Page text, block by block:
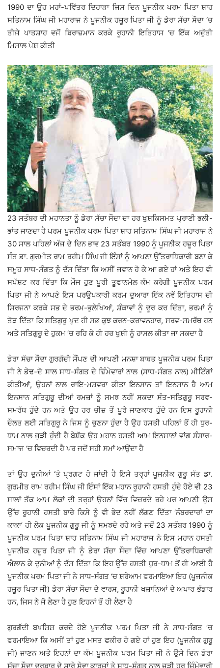
1990 ਦਾ ਉਹ ਮਹਾਂ-ਪਵਿੱਤਰ ਦਿਹਾੜਾ ਜਿਸ ਦਿਨ ਪੂਜਨੀਕ ਪਰਮ ਪਿਤਾ ਸ਼ਾਹ
ਸਤਿਨਾਮ ਸਿੰਘ ਜੀ ਮਹਾਰਾਜ ਨੇ ਪੂਜਨੀਕ ਹਜ਼ੂਰ ਪਿਤਾ ਜੀ ਨੂੰ ਡੇਰਾ ਸੱਚਾ ਸੌਦਾ ‘ਚ
ਤੀਜੇ ਪਾਤਸ਼ਾਹ ਵਜੋਂ ਬਿਰਾਜ਼ਮਾਨ ਕਰਕੇ ਰੂਹਾਨੀ ਇਤਿਹਾਸ ‘ਚ ਇੱਕ ਅਦੁੱਤੀ
ਮਿਸਾਲ ਪੇਸ਼ ਕੀਤੀ
23 ਸਤੰਬਰ ਦੀ ਮਹਾਨਤਾ ਨੂੰ ਡੇਰਾ ਸੱਚਾ ਸੌਦਾ ਦਾ ਹਰ ਖੁਸ਼ਕਿਸਮਤ ਪ੍ਰਾਣੀ ਭਲੀ-
ਭਾਂਤ ਜਾਣਦਾ ਹੈ ਪਰਮ ਪੂਜਨੀਕ ਪਰਮ ਪਿਤਾ ਸ਼ਾਹ ਸਤਿਨਾਮ ਸਿੰਘ ਜੀ ਮਹਾਰਾਜ ਨੇ
30 ਸਾਲ ਪਹਿਲਾਂ ਅੱਜ ਦੇ ਦਿਨ ਭਾਵ 23 ਸਤੰਬਰ 1990 ਨੂੰ ਪੂਜਨੀਕ ਹਜ਼ੂਰ ਪਿਤਾ
ਸੰਤ ਡਾ. ਗੁਰਮੀਤ ਰਾਮ ਰਹੀਮ ਸਿੰਘ ਜੀ ਇੰਸਾਂ ਨੂੰ ਆਪਣਾ ਉੱਤਰਾਧਿਕਾਰੀ ਬਣਾ ਕੇ
ਸਮੂਹ ਸਾਧ-ਸੰਗਤ ਨੂੰ ਦੱਸ ਦਿੱਤਾ ਕਿ ਅਸੀਂ ਜਵਾਨ ਹੋ ਕੇ ਆ ਗਏ ਹਾਂ ਅਤੇ ਇਹ ਵੀ
ਸਪੱਸ਼ਟ ਕਰ ਦਿੱਤਾ ਕਿ ਮੌਜ ਹੁਣ ਪੂਰੀ ਤੂਫਾਨਮੇਲ ਕੰਮ ਕਰੇਗੀ ਪੂਜਨੀਕ ਪਰਮ
ਪਿਤਾ ਜੀ ਨੇ ਆਪਣੇ ਇਸ ਪਰਉਪਕਾਰੀ ਕਰਮ ਦੁਆਰਾ ਇੱਕ ਨਵੇਂ ਇਤਿਹਾਸ ਦੀ
ਸਿਰਜਨਾ ਕਰਕੇ ਸਭ ਦੇ ਭਰਮ-ਭੁਲੇਖਿਆਂ, ਸ਼ੰਕਾਵਾਂ ਨੂੰ ਦੂਰ ਕਰ ਦਿੱਤਾ, ਭਰਮਾਂ ਨੂੰ
ਤੋੜ ਦਿੱਤਾ ਕਿ ਸਤਿਗੁਰੂ ਖੁਦ ਹੀ ਸਭ ਕੁਝ ਕਰਨ-ਕਰਾਵਨਹਾਰ, ਸਰਵ-ਸਮਰੱਥ ਹਨ
ਅਤੇ ਸਤਿਗੁਰੂ ਦੇ ਹੁਕਮ ‘ਚ ਰਹਿ ਕੇ ਹੀ ਹਰ ਖੁਸ਼ੀ ਨੂੰ ਹਾਸਲ ਕੀਤਾ ਜਾ ਸਕਦਾ ਹੈ
ਡੇਰਾ ਸੱਚਾ ਸੌਦਾ ਗੁਰਗੱਦੀ ਸੌਂਪਣ ਦੀ ਆਪਣੀ ਮਨਸ਼ਾ ਬਾਬਤ ਪੂਜਨੀਕ ਪਰਮ ਪਿਤਾ
ਜੀ ਨੇ ਡੇਢ-ਦੋ ਸਾਲ ਸਾਧ-ਸੰਗਤ ਦੇ ਜ਼ਿੰਮੇਵਾਰਾਂ ਨਾਲ (ਸਾਧ-ਸੰਗਤ ਨਾਲ) ਮੀਟਿੰਗਾਂ
ਕੀਤੀਆਂ, ਉਹਨਾਂ ਨਾਲ ਰਾਇ-ਮਸ਼ਵਰਾ ਕੀਤਾ ਇਨਸਾਨ ਤਾਂ ਇਨਸਾਨ ਹੈ ਆਮ
ਇਨਸਾਨ ਸਤਿਗੁਰੂ ਦੀਆਂ ਰਮਜ਼ਾਂ ਨੂੰ ਸਮਝ ਨਹੀਂ ਸਕਦਾ ਸੰਤ-ਸਤਿਗੁਰੂ ਸਰਵ-
ਸਮਰੱਥ ਹੁੰਦੇ ਹਨ ਅਤੇ ਉਹ ਹਰ ਚੀਜ਼ ਤੋਂ ਪੂਰੇ ਜਾਣਕਾਰ ਹੁੰਦੇ ਹਨ ਇਸ ਰੂਹਾਨੀ
ਦੌਲਤ ਲਈ ਸਤਿਗੁਰੂ ਨੇ ਜਿਸ ਨੂੰ ਚੁਣਨਾ ਹੁੰਦਾ ਹੈ ਉਹ ਹਸਤੀ ਪਹਿਲਾਂ ਤੋਂ ਹੀ ਧੁਰ-
ਧਾਮ ਨਾਲ ਜੁੜੀ ਹੁੰਦੀ ਹੈ ਬੇਸ਼ੱਕ ਉਹ ਮਹਾਨ ਹਸਤੀ ਆਮ ਇਨਸਾਨਾਂ ਵਾਂਗ ਸੰਸਾਰ-
ਸਮਾਜ ‘ਚ ਵਿਚਰਦੀ ਹੈ ਪਰ ਜਦੋਂ ਸਹੀ ਸਮਾਂ ਆਉਂਦਾ ਹੈ
ਤਾਂ ਉਹ ਦੁਨੀਆਂ ‘ਤੇ ਪ੍ਰਗਟ ਹੋ ਜਾਂਦੀ ਹੈ ਇਸੇ ਤਰ੍ਹਾਂ ਪੂਜਨੀਕ ਗੁਰੂ ਸੰਤ ਡਾ.
ਗੁਰਮੀਤ ਰਾਮ ਰਹੀਮ ਸਿੰਘ ਜੀ ਇੰਸਾਂ ਇੱਕ ਮਹਾਨ ਰੂਹਾਨੀ ਹਸਤੀ ਹੁੰਦੇ ਹੋਏ ਵੀ 23
ਸਾਲਾਂ ਤੱਕ ਆਮ ਲੋਕਾਂ ਦੀ ਤਰ੍ਹਾਂ ਉਹਨਾਂ ਵਿੱਚ ਵਿਚਰਦੇ ਰਹੇ ਪਰ ਆਪਣੀ ਉਸ
ਉੱਚ ਰੂਹਾਨੀ ਹਸਤੀ ਬਾਰੇ ਕਿਸੇ ਨੂੰ ਵੀ ਭੇਦ ਨਹੀਂ ਲੱਗਣ ਦਿੱਤਾ ‘ਨੰਬਰਦਾਰਾਂ ਦਾ
ਕਾਕਾ’ ਹੀ ਲੋਕ ਪੂਜਨੀਕ ਗੁਰੂ ਜੀ ਨੂੰ ਸਮਝਦੇ ਰਹੇ ਅਤੇ ਜਦੋਂ 23 ਸਤੰਬਰ 1990 ਨੂੰ
ਪੂਜਨੀਕ ਪਰਮ ਪਿਤਾ ਸ਼ਾਹ ਸਤਿਨਾਮ ਸਿੰਘ ਜੀ ਮਹਾਰਾਜ ਨੇ ਇਸ ਮਹਾਨ ਹਸਤੀ
ਪੂਜਨੀਕ ਹਜ਼ੂਰ ਪਿਤਾ ਜੀ ਨੂੰ ਡੇਰਾ ਸੱਚਾ ਸੌਦਾ ਵਿੱਚ ਆਪਣਾ ਉੱਤਰਾਧਿਕਾਰੀ
ਐਲਾਨ ਕੇ ਦੁਨੀਆਂ ਨੂੰ ਦੱਸ ਦਿੱਤਾ ਕਿ ਇਹ ਉੱਚ ਹਸਤੀ ਧੁਰ-ਧਾਮ ਤੋਂ ਹੀ ਆਈ ਹੈ
ਪੂਜਨੀਕ ਪਰਮ ਪਿਤਾ ਜੀ ਨੇ ਸਾਧ-ਸੰਗਤ ‘ਚ ਸ਼ਰੇਆਮ ਫਰਮਾਇਆ ਇਹ (ਪੂਜਨੀਕ
ਹਜ਼ੂਰ ਪਿਤਾ ਜੀ) ਡੇਰਾ ਸੱਚਾ ਸੌਦਾ ਦੇ ਵਾਰਸ, ਰੂਹਾਨੀ ਖਜ਼ਾਨਿਆਂ ਦੇ ਅਪਾਰ ਭੰਡਾਰ
ਹਨ, ਜਿਸ ਨੇ ਜੋ ਲੈਣਾ ਹੈ ਹੁਣ ਇਹਨਾਂ ਤੋਂ ਹੀ ਲੈਣਾ ਹੈ
ਗੁਰਗੱਦੀ ਬਖਸ਼ਿਸ਼ ਕਰਦੇ ਹੋਏ ਪੂਜਨੀਕ ਪਰਮ ਪਿਤਾ ਜੀ ਨੇ ਸਾਧ-ਸੰਗਤ ‘ਚ
ਫਰਮਾਇਆ ਕਿ ਅਸੀਂ ਤਾਂ ਹੁਣ ਮਸਤ ਫਕੀਰ ਹੋ ਗਏ ਹਾਂ ਹੁਣ ਇਹ (ਪੂਜਨੀਕ ਗੁਰੂ
ਜੀ) ਜਾਣਨ ਅਤੇ ਇਹਨਾਂ ਦਾ ਕੰਮ ਪੂਜਨੀਕ ਪਰਮ ਪਿਤਾ ਜੀ ਨੇ ਉਸੇ ਦਿਨ ਡੇਰਾ
ਸੱਚਾ ਸੌਦਾ ਦਰਬਾਰ ਦੇ ਸਾਰੇ ਸੇਵਾ ਕਾਰਜਾਂ ਤੇ ਸਾਧ-ਸੰਗਤ ਨਾਲ ਜੁੜੀ ਹਰ ਜ਼ਿੰਮੇਵਾਰੀ